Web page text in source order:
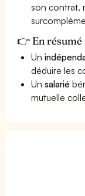
son contrat,
👉 En résumé
Un
déduire les
Unsalarié
mutuelle